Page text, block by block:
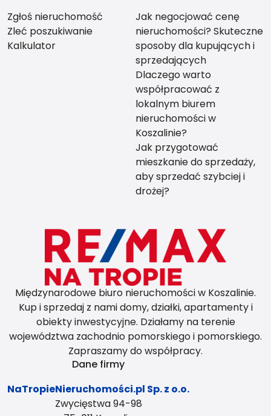
Zgłoś nieruchomość
Zleć poszukiwanie
Kalkulator
Jak negocjować cenę
nieruchomości? Skuteczne
sposoby dla kupujących i
sprzedających
Dlaczego warto
współpracować z
lokalnym biurem
nieruchomości w
Koszalinie?
Jak przygotować
mieszkanie do sprzedaży,
aby sprzedać szybciej i
drożej?
Międzynarodowe biuro nieruchomości w Koszalinie.
Kup i sprzedaj z nami domy, działki, apartamenty i
obiekty inwestycyjne. Działamy na terenie
województwa zachodnio pomorskiego i pomorskiego.
Zapraszamy do współpracy.
Dane firmy
NaTropieNieruchomości.pl Sp. z o.o.
Zwycięstwa 94-98